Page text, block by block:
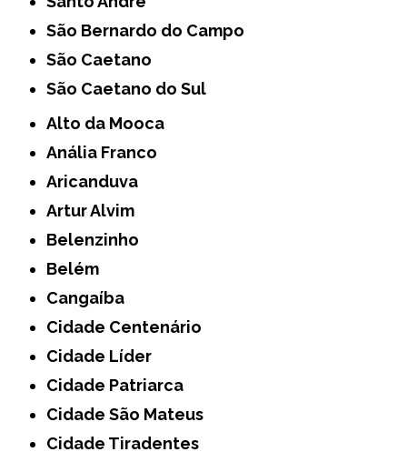
São Bernardo do Campo
São Caetano
São Caetano do Sul
Alto da Mooca
Anália Franco
Aricanduva
Artur Alvim
Belenzinho
Belém
Cangaíba
Cidade Centenário
Cidade Líder
Cidade Patriarca
Cidade São Mateus
Cidade Tiradentes